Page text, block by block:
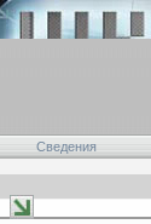
Сведения